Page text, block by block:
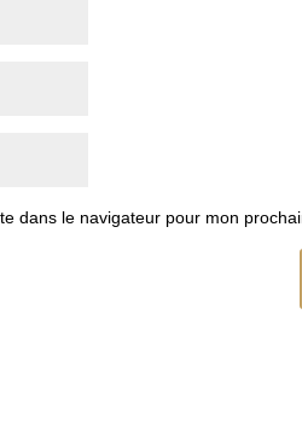
dans le navigateur pour mon